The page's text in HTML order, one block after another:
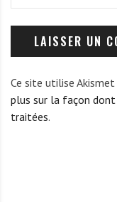
Ce site utilise
plus sur la façon
traitées.